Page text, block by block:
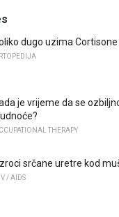
dugo uzima
je vrijeme da se
THERAPY
srčane uretre kod
/ AIDS